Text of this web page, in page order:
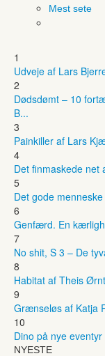
Mest sete
1
Udveje af Lars
2
Dødsdømt – 10
B...
3
Painkiller af Lars
4
Det finmaskede net
5
Det gode
6
Genfærd. En
7
No shit, S 3 – De
8
Habitat af Theis
9
Grænseløs af Katja
10
Dino på nye
NYESTE